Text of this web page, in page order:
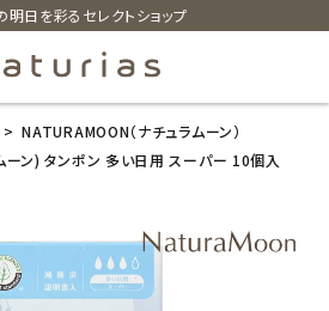
明日を彩るセレクトショップ
search
NATURAMOON（ナチュラムーン）
ン) タンポン 多い日用 スーパー 10個入